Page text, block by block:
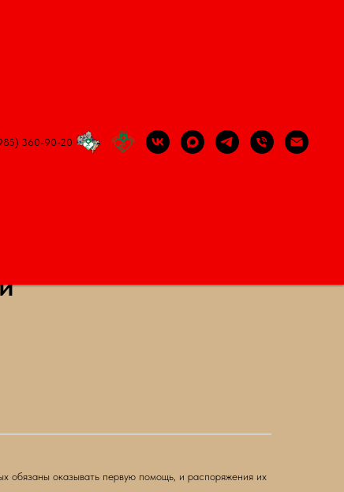
360-90-20
обязаны оказывать первую помощь, и распоряжения их